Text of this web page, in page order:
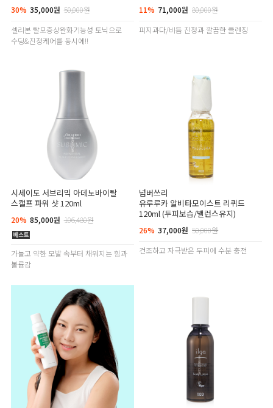
30% 35,000원 50,000원
셀리본 탈모증상완화기능성 토닉으로
수딩&진정케어를 동시에!!
11% 71,000원 80,000원
피지과다/비듬 진정과 깔끔한 클렌징
시세이도 서브리믹 아데노바이탈
스캘프 파워 샷 120ml
20% 85,000원 106,480원
가늘고 약한 모발 속부터 채워지는 힘과
볼륨감
넘버쓰리
유루루카 알비타모이스트 리퀴드
120ml (두피보습/밸런스유지)
26% 37,000원 50,000원
건조하고 자극받은 두피에 수분 충전